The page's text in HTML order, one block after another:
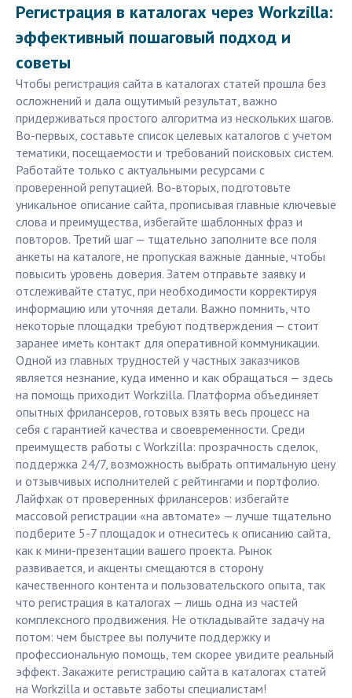
Регистрация в каталогах через Workzilla:
эффективный пошаговый подход и
советы
Чтобы регистрация сайта в каталогах статей прошла без
осложнений и дала ощутимый результат, важно
придерживаться простого алгоритма из нескольких шагов.
Во-первых, составьте список целевых каталогов с учетом
тематики, посещаемости и требований поисковых систем.
Работайте только с актуальными ресурсами с
проверенной репутацией. Во-вторых, подготовьте
уникальное описание сайта, прописывая главные ключевые
слова и преимущества, избегайте шаблонных фраз и
повторов. Третий шаг — тщательно заполните все поля
анкеты на каталоге, не пропуская важные данные, чтобы
повысить уровень доверия. Затем отправьте заявку и
отслеживайте статус, при необходимости корректируя
информацию или уточняя детали. Важно помнить, что
некоторые площадки требуют подтверждения — стоит
заранее иметь контакт для оперативной коммуникации.
Одной из главных трудностей у частных заказчиков
является незнание, куда именно и как обращаться — здесь
на помощь приходит Workzilla. Платформа объединяет
опытных фрилансеров, готовых взять весь процесс на
себя с гарантией качества и своевременности. Среди
преимуществ работы с Workzilla: прозрачность сделок,
поддержка 24/7, возможность выбрать оптимальную цену
и отзывчивых исполнителей с рейтингами и портфолио.
Лайфхак от проверенных фрилансеров: избегайте
массовой регистрации «на автомате» — лучше тщательно
подберите 5-7 площадок и отнеситесь к описанию сайта,
как к мини-презентации вашего проекта. Рынок
развивается, и акценты смещаются в сторону
качественного контента и пользовательского опыта, так
что регистрация в каталогах — лишь одна из частей
комплексного продвижения. Не откладывайте задачу на
потом: чем быстрее вы получите поддержку и
профессиональную помощь, тем скорее увидите реальный
эффект. Закажите регистрацию сайта в каталогах статей
на Workzilla и оставьте заботы специалистам!